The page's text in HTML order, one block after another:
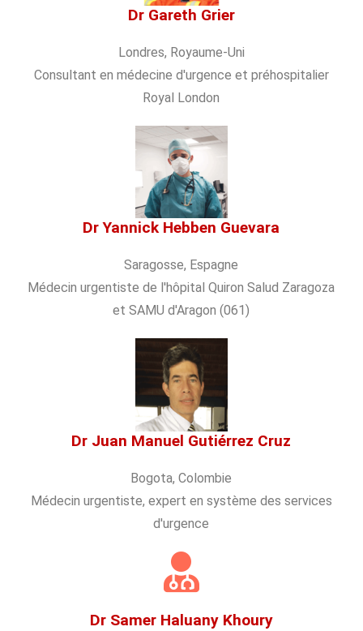
Dr Gareth Grier
Londres, Royaume-Uni
Consultant en médecine d'urgence et préhospitalier
Royal London
Dr Yannick Hebben Guevara
Saragosse, Espagne
Médecin urgentiste de l'hôpital Quiron Salud Zaragoza
et SAMU d'Aragon (061)
Dr Juan Manuel Gutiérrez Cruz
Bogota, Colombie
Médecin urgentiste, expert en système des services
d'urgence
Dr Samer Haluany Khoury